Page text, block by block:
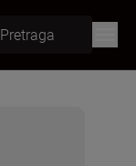
Pretraga